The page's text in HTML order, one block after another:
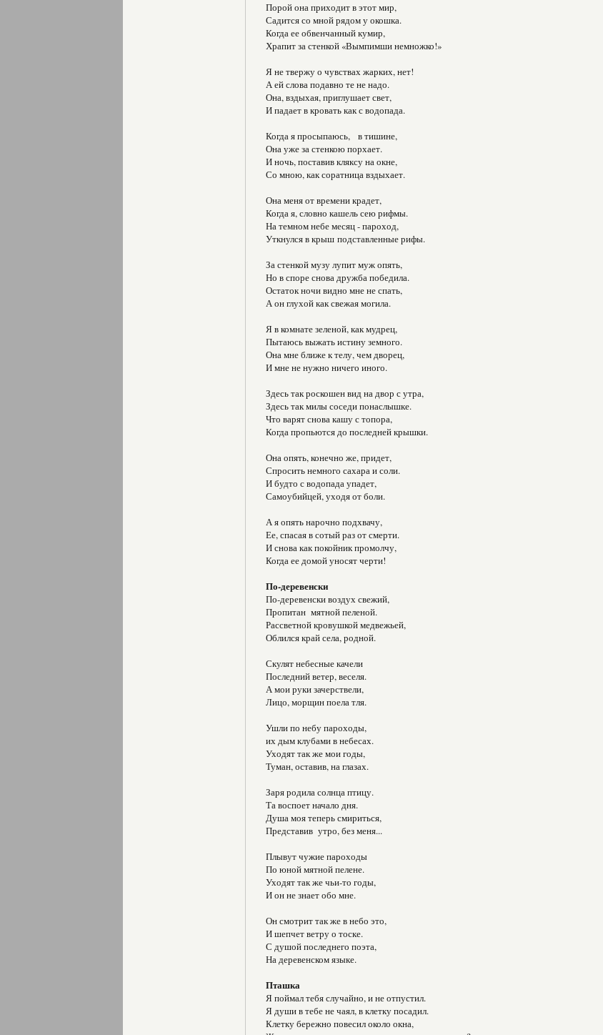
Порой она приходит в этот мир,
Садится со мной рядом у окошка.
Когда ее обвенчанный кумир,
Храпит за стенкой «Вымпимши немножко!»
Я не твержу о чувствах жарких, нет!
А ей слова подавно те не надо.
Она, вздыхая, приглушает свет,
И падает в кровать как с водопада.
Когда я просыпаюсь, в тишине,
Она уже за стенкою порхает.
И ночь, поставив кляксу на окне,
Со мною, как соратница вздыхает.
Она меня от времени крадет,
Когда я, словно кашель сею рифмы.
На темном небе месяц - пароход,
Уткнулся в крыш подставленные рифы.
За стенкой музу лупит муж опять,
Но в споре снова дружба победила.
Остаток ночи видно мне не спать,
А он глухой как свежая могила.
Я в комнате зеленой, как мудрец,
Пытаюсь выжать истину земного.
Она мне ближе к телу, чем дворец,
И мне не нужно ничего иного.
Здесь так роскошен вид на двор с утра,
Здесь так милы соседи понаслышке.
Что варят снова кашу с топора,
Когда пропьются до последней крышки.
Она опять, конечно же, придет,
Спросить немного сахара и соли.
И будто с водопада упадет,
Самоубийцей, уходя от боли.
А я опять нарочно подхвачу,
Ее, спасая в сотый раз от смерти.
И снова как покойник промолчу,
Когда ее домой уносят черти!
По-деревенски
По-деревенски воздух свежий,
Пропитан мятной пеленой.
Рассветной кровушкой медвежьей,
Облился край села, родной.
Скулят небесные качели
Последний ветер, веселя.
А мои руки зачерствели,
Лицо, морщин поела тля.
Ушли по небу пароходы,
их дым клубами в небесах.
Уходят так же мои годы,
Туман, оставив, на глазах.
Заря родила солнца птицу.
Та воспоет начало дня.
Душа моя теперь смириться,
Представив утро, без меня...
Плывут чужие пароходы
По юной мятной пелене.
Уходят так же чьи-то годы,
И он не знает обо мне.
Он смотрит так же в небо это,
И шепчет ветру о тоске.
С душой последнего поэта,
На деревенском языке.
Пташка
Я поймал тебя случайно, и не отпустил.
Я души в тебе не чаял, в клетку посадил.
Клетку бережно повесил около окна,